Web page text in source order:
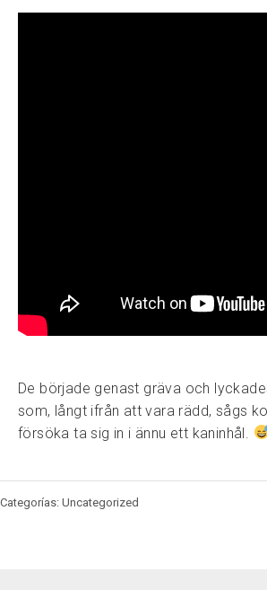
De började genast gräva och
som, långt ifrån att vara rädd, sågs
försöka ta sig in i ännu ett kaninhål.
Categorías: Uncategorized